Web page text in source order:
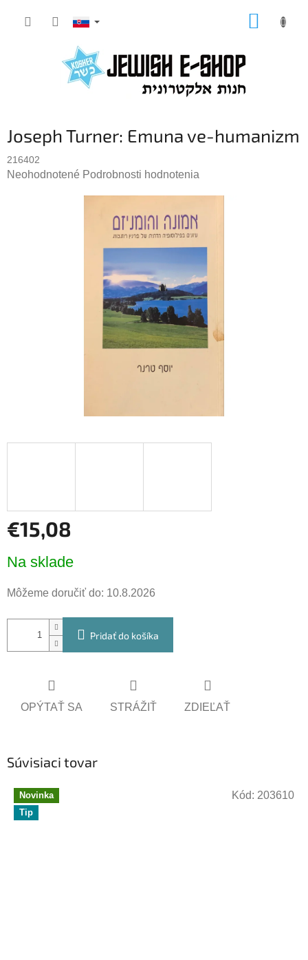
Joseph Turner: Emuna ve-humanizm
216402
Priemerné
Neohodnotené Podrobnosti hodnotenia
€15,08
cena:
Na sklade
Môžeme doručiť do: 10.8.2026
Pridať do košíka
OPÝTAŤ SA STRÁŽIŤ ZDIEĽAŤ
Súvisiaci tovar
Novinka
Tip
Kód: 203610